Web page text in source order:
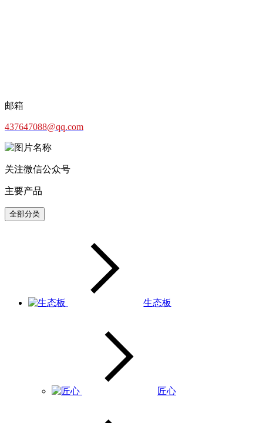
邮箱
437647088@qq.com
关注微信公众号
主要产品
全部分类
生态板
匠心